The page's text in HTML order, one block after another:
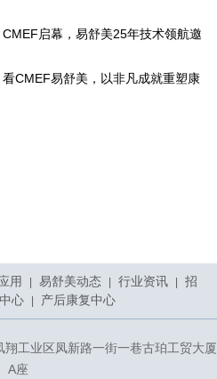
CMEF启幕，易舒美25年技术领航邀
看CMEF易舒美，以非凡成就重塑康
用 | 易舒美动态 | 行业资讯 |
招
心 | 产后康复中心
工业区凤新路一街一巷古珀工贸大厦
A座